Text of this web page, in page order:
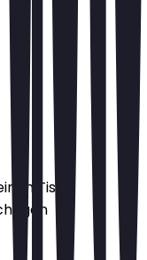
Tisch